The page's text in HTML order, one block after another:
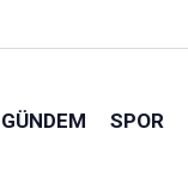
GÜNDEM SPOR